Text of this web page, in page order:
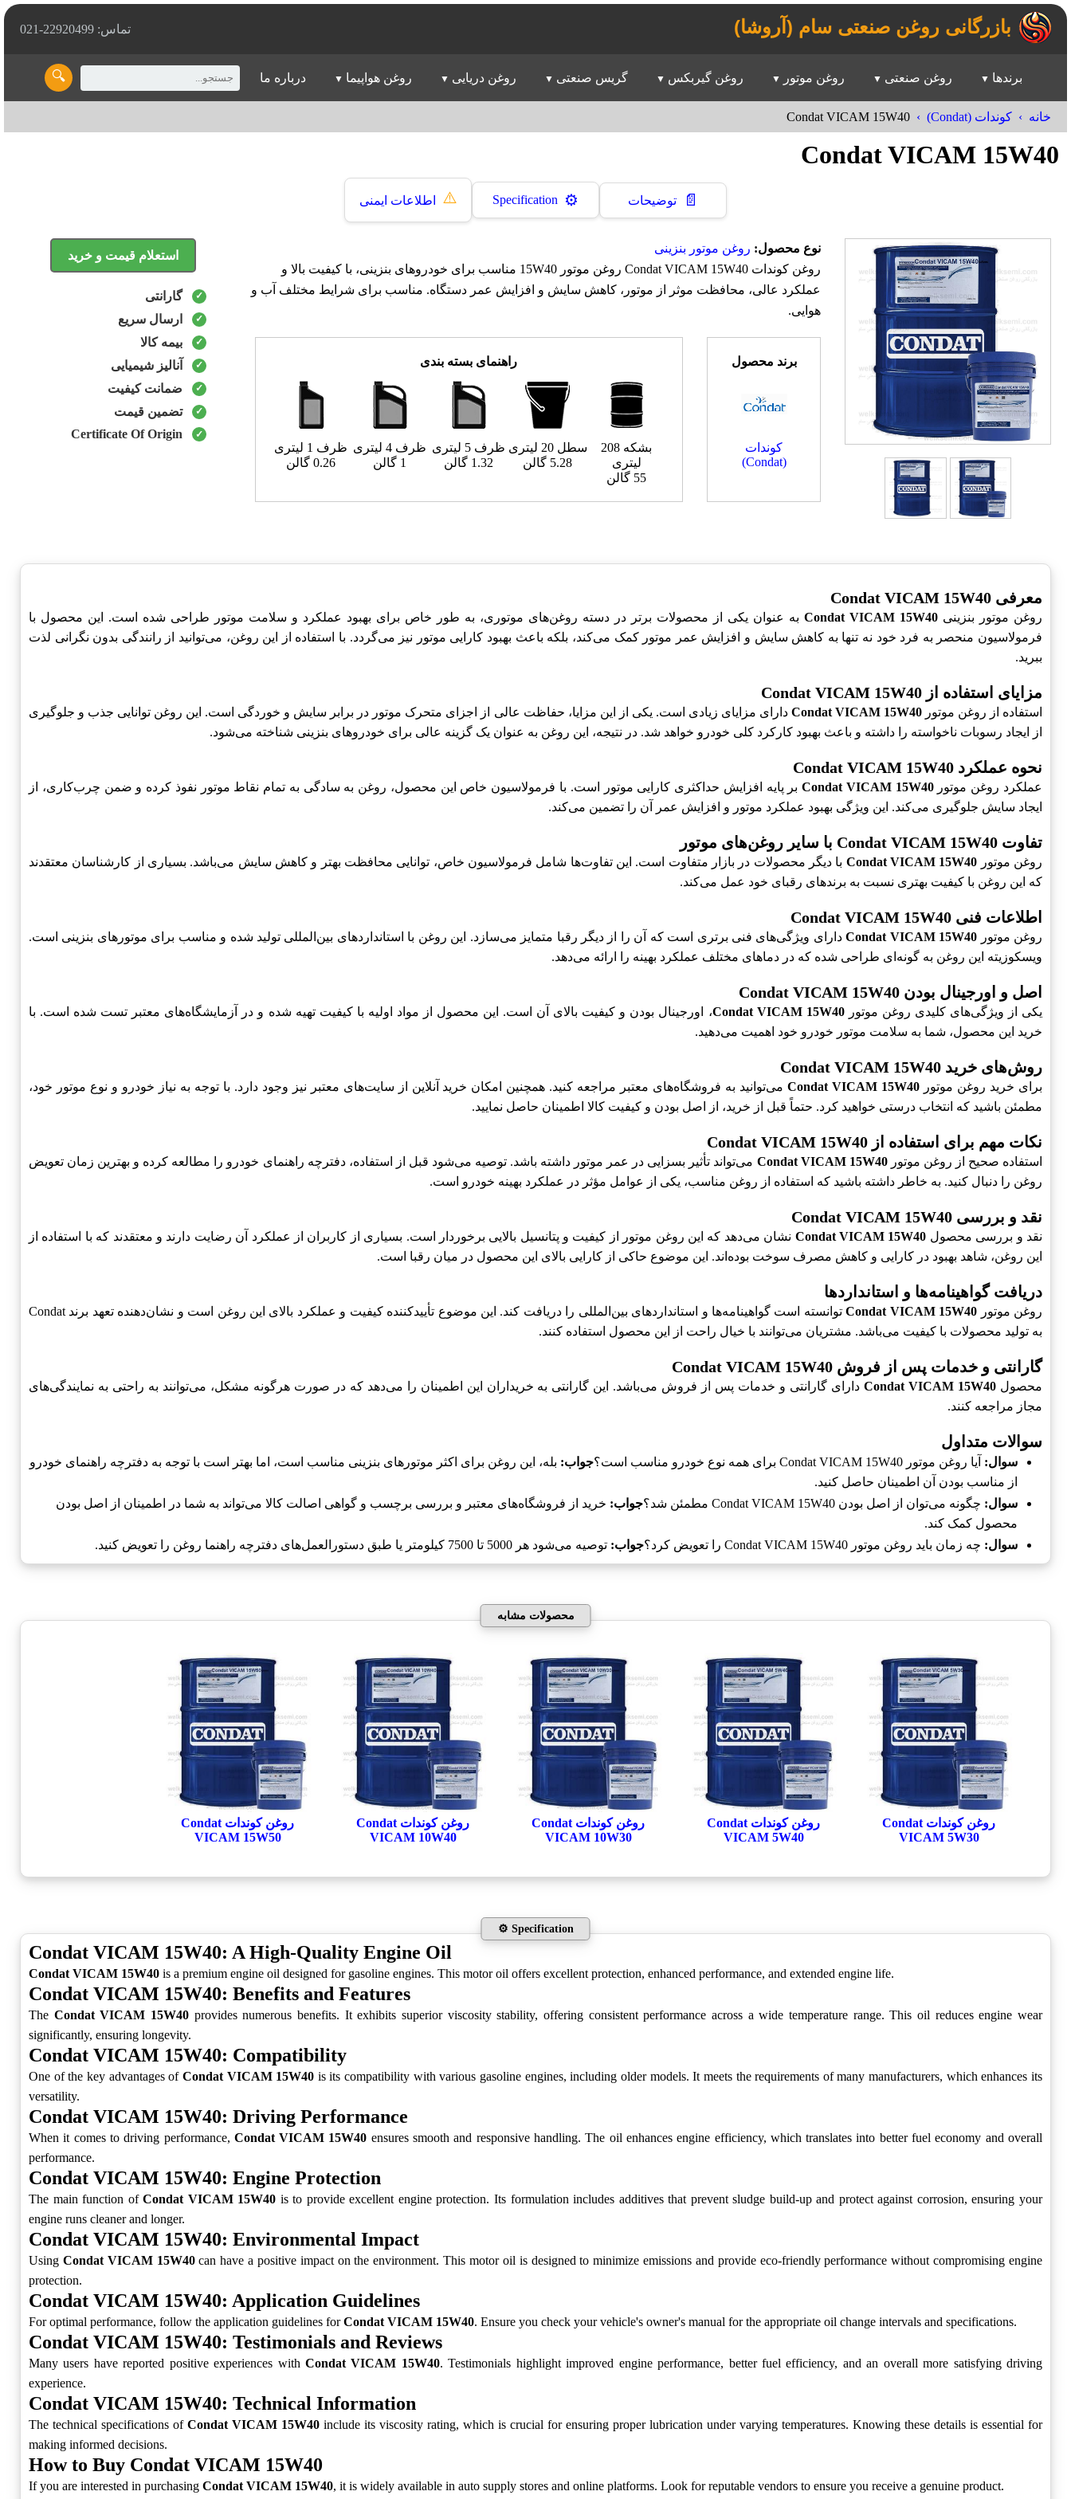
بازرگانی روغن صنعتی سام (آروشا) تماس: 22920499-021
🔍 برندها روغن صنعتی روغن موتور روغن گیربکس گریس صنعتی روغن دریایی روغن هواپیما درباره ما
خانه کوندات (Condat) Condat VICAM 15W40
Condat VICAM 15W40
📄 توضیحات ⚙️
Specification
⚠️ اطلاعات ایمنی
نوع محصول: روغن موتور بنزینی
روغن کوندات Condat VICAM 15W40 روغن موتور 15W40 مناسب برای خودروهای بنزینی، با کیفیت بالا و
عملکرد عالی، محافظت موثر از موتور، کاهش سایش و افزایش عمر دستگاه. مناسب برای شرایط مختلف آب و
هوایی.
برند محصول
کوندات
(Condat)
راهنمای بسته بندی
بشکه 208
لیتری
55 گالن
سطل 20 لیتری
5.28 گالن
ظرف 5 لیتری
1.32 گالن
ظرف 4 لیتری
1 گالن
ظرف 1 لیتری
0.26 گالن
استعلام قیمت و خرید
گارانتی
ارسال سریع
بیمه کالا
آنالیز شیمیایی
ضمانت کیفیت
تضمین قیمت
Certificate Of Origin
معرفی Condat VICAM 15W40
روغن موتور بنزینی Condat VICAM 15W40 به عنوان یکی از محصولات برتر در دسته روغن‌های موتوری، به طور خاص برای بهبود عملکرد و سلامت موتور طراحی شده است. این محصول با
فرمولاسیون منحصر به فرد خود نه تنها به کاهش سایش و افزایش عمر موتور کمک می‌کند، بلکه باعث بهبود کارایی موتور نیز می‌گردد. با استفاده از این روغن، می‌توانید از رانندگی بدون نگرانی لذت
ببرید.
مزایای استفاده از Condat VICAM 15W40
استفاده از روغن موتورCondat VICAM 15W40 دارای مزایای زیادی است. یکی از این مزایا، حفاظت عالی از اجزای متحرک موتور در برابر سایش و خوردگی است. این روغن توانایی جذب و جلوگیری
از ایجاد رسوبات ناخواسته را داشته و باعث بهبود کارکرد کلی خودرو خواهد شد. در نتیجه، این روغن به عنوان یک گزینه عالی برای خودروهای بنزینی شناخته می‌شود.
نحوه عملکرد Condat VICAM 15W40
عملکرد روغن موتورCondat VICAM 15W40بر پایه افزایش حداکثری کارایی موتور است. با فرمولاسیون خاص این محصول، روغن به سادگی به تمام نقاط موتور نفوذ کرده و ضمن چرب‌کاری، از
ایجاد سایش جلوگیری می‌کند. این ویژگی بهبود عملکرد موتور و افزایش عمر آن را تضمین می‌کند.
تفاوت Condat VICAM 15W40 با سایر روغن‌های موتور
روغن موتور Condat VICAM 15W40 با دیگر محصولات در بازار متفاوت است. این تفاوت‌ها شامل فرمولاسیون خاص، توانایی محافظت بهتر و کاهش سایش می‌باشد. بسیاری از کارشناسان معتقدند
که این روغن با کیفیت بهتری نسبت به برندهای رقبای خود عمل می‌کند.
اطلاعات فنی Condat VICAM 15W40
روغن موتور Condat VICAM 15W40دارای ویژگی‌های فنی برتری است که آن را از دیگر رقبا متمایز می‌سازد. این روغن با استانداردهای بین‌المللی تولید شده و مناسب برای موتورهای بنزینی است.
ویسکوزیته این روغن به گونه‌ای طراحی شده که در دماهای مختلف عملکرد بهینه را ارائه می‌دهد.
اصل و اورجینال بودن Condat VICAM 15W40
یکی از ویژگی‌های کلیدی روغن موتورCondat VICAM 15W40، اورجینال بودن و کیفیت بالای آن است. این محصول از مواد اولیه با کیفیت تهیه شده و در آزمایشگاه‌های معتبر تست شده است. با
خرید این محصول، شما به سلامت موتور خودرو خود اهمیت می‌دهید.
روش‌های خرید Condat VICAM 15W40
برای خرید روغن موتور Condat VICAM 15W40می‌توانید به فروشگاه‌های معتبر مراجعه کنید. همچنین امکان خرید آنلاین از سایت‌های معتبر نیز وجود دارد. با توجه به نیاز خودرو و نوع موتور خود،
مطمئن باشید که انتخاب درستی خواهید کرد. حتماً قبل از خرید، از اصل بودن و کیفیت کالا اطمینان حاصل نمایید.
نکات مهم برای استفاده از Condat VICAM 15W40
استفاده صحیح از روغن موتورCondat VICAM 15W40 می‌تواند تأثیر بسزایی در عمر موتور داشته باشد. توصیه می‌شود قبل از استفاده، دفترچه راهنمای خودرو را مطالعه کرده و بهترین زمان تعویض
روغن را دنبال کنید. به خاطر داشته باشید که استفاده از روغن مناسب، یکی از عوامل مؤثر در عملکرد بهینه خودرو است.
نقد و بررسی Condat VICAM 15W40
نقد و بررسی محصول Condat VICAM 15W40 نشان می‌دهد که این روغن موتور از کیفیت و پتانسیل بالایی برخوردار است. بسیاری از کاربران از عملکرد آن رضایت دارند و معتقدند که با استفاده از
این روغن، شاهد بهبود در کارایی و کاهش مصرف سوخت بوده‌اند. این موضوع حاکی از کارایی بالای این محصول در میان رقبا است.
دریافت گواهینامه‌ها و استانداردها
روغن موتور Condat VICAM 15W40
توانسته است گواهینامه‌ها و استانداردهای بین‌المللی را دریافت کند. این موضوع تأیید‌کننده کیفیت و عملکرد بالای این روغن است و نشان‌دهنده تعهد برند Condat
به تولید محصولات با کیفیت می‌باشد. مشتریان می‌توانند با خیال راحت از این محصول استفاده کنند.
گارانتی و خدمات پس از فروش Condat VICAM 15W40
محصول Condat VICAM 15W40دارای گارانتی و خدمات پس از فروش می‌باشد. این گارانتی به خریداران این اطمینان را می‌دهد که در صورت هرگونه مشکل، می‌توانند به راحتی به نمایندگی‌های
مجاز مراجعه کنند.
سوالات متداول
سوال: آیا روغن موتور Condat VICAM 15W40 برای همه نوع خودرو مناسب است؟ جواب: بله، این روغن برای اکثر موتورهای بنزینی مناسب است، اما بهتر است با توجه به دفترچه راهنمای خودرو
از مناسب بودن آن اطمینان حاصل کنید.
سوال: چگونه می‌توان از اصل بودن Condat VICAM 15W40 مطمئن شد؟ جواب: خرید از فروشگاه‌های معتبر و بررسی برچسب و گواهی اصالت کالا می‌تواند به شما در اطمینان از اصل بودن
محصول کمک کند.
سوال: چه زمان باید روغن موتور Condat VICAM 15W40 را تعویض کرد؟ جواب: توصیه می‌شود هر 5000 تا 7500 کیلومتر یا طبق دستورالعمل‌های دفترچه راهنما روغن را تعویض کنید.
محصولات مشابه
روغن کوندات Condat
VICAM 5W30
روغن کوندات Condat
VICAM 5W40
روغن کوندات Condat
VICAM 10W30
روغن کوندات Condat
VICAM 10W40
روغن کوندات Condat
VICAM 15W50
⚙️ Specification
Condat VICAM 15W40: A High-Quality Engine Oil
Condat VICAM 15W40 is a premium engine oil designed for gasoline engines. This motor oil offers excellent protection, enhanced performance, and extended engine life.
Condat VICAM 15W40: Benefits and Features
The Condat VICAM 15W40 provides numerous benefits. It exhibits superior viscosity stability, offering consistent performance across a wide temperature range. This oil reduces engine wear
significantly, ensuring longevity.
Condat VICAM 15W40: Compatibility
One of the key advantages of Condat VICAM 15W40 is its compatibility with various gasoline engines, including older models. It meets the requirements of many manufacturers, which enhances its
versatility.
Condat VICAM 15W40: Driving Performance
When it comes to driving performance, Condat VICAM 15W40 ensures smooth and responsive handling. The oil enhances engine efficiency, which translates into better fuel economy and overall
performance.
Condat VICAM 15W40: Engine Protection
The main function ofCondat VICAM 15W40 is to provide excellent engine protection. Its formulation includes additives that prevent sludge build-up and protect against corrosion, ensuring your
engine runs cleaner and longer.
Condat VICAM 15W40: Environmental Impact
Using Condat VICAM 15W40can have a positive impact on the environment. This motor oil is designed to minimize emissions and provide eco-friendly performance without compromising engine
protection.
Condat VICAM 15W40: Application Guidelines
For optimal performance, follow the application guidelines forCondat VICAM 15W40. Ensure you check your vehicle's owner's manual for the appropriate oil change intervals and specifications.
Condat VICAM 15W40: Testimonials and Reviews
Many users have reported positive experiences withCondat VICAM 15W40. Testimonials highlight improved engine performance, better fuel efficiency, and an overall more satisfying driving
experience.
Condat VICAM 15W40: Technical Information
The technical specifications of Condat VICAM 15W40 include its viscosity rating, which is crucial for ensuring proper lubrication under varying temperatures. Knowing these details is essential for
making informed decisions.
How to Buy Condat VICAM 15W40
If you are interested in purchasing Condat VICAM 15W40, it is widely available in auto supply stores and online platforms. Look for reputable vendors to ensure you receive a genuine product.